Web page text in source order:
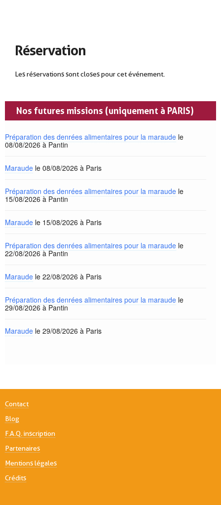
Réservation
Les réservations sont closes pour cet événement.
Nos futures missions (uniquement à PARIS)
Préparation des denrées alimentaires pour la maraude le
08/08/2026 à Pantin
Maraude le 08/08/2026 à Paris
Préparation des denrées alimentaires pour la maraude le
15/08/2026 à Pantin
Maraude le 15/08/2026 à Paris
Préparation des denrées alimentaires pour la maraude le
22/08/2026 à Pantin
Maraude le 22/08/2026 à Paris
Préparation des denrées alimentaires pour la maraude le
29/08/2026 à Pantin
Maraude le 29/08/2026 à Paris
Contact
Blog
F.A.Q. inscription
Partenaires
Mentions légales
Crédits